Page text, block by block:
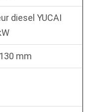
diesel YUCAI
mm